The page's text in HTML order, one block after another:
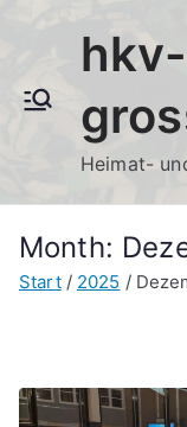
hkv-
Heimat-
Month:
Start 2025